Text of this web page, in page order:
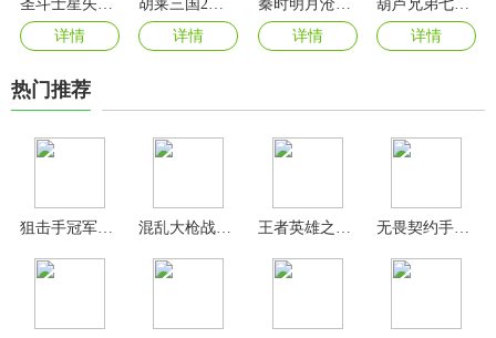
详情
详情
详情
详情
热门推荐
狙击手冠军无限钻石金币版